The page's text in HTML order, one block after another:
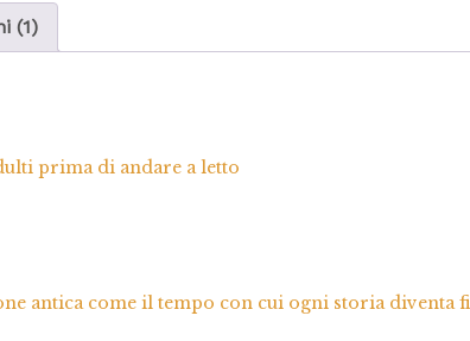
(1)
prima di andare a letto
antica come il tempo con cui ogni storia diventa